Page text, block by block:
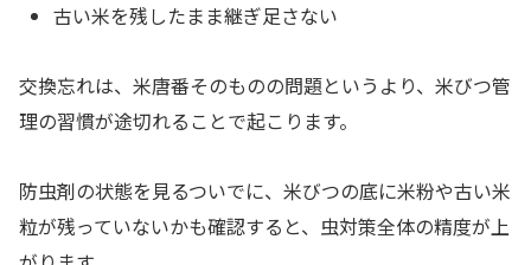
古い米を残したまま継ぎ足さない
交換忘れは、米唐番そのものの問題というより、米びつ管
理の習慣が途切れることで起こります。
防虫剤の状態を見るついでに、米びつの底に米粉や古い米
粒が残っていないかも確認すると、虫対策全体の精度が上